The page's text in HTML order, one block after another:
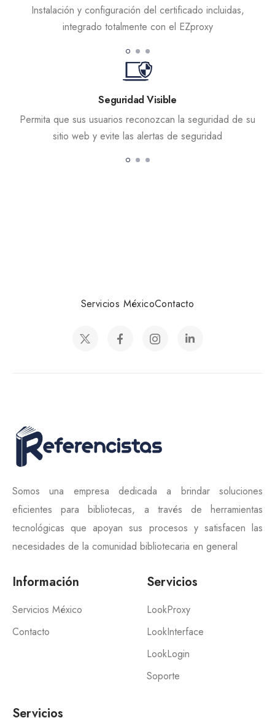
Instalación y configuración del certificado incluidas,
integrado totalmente con el EZproxy
Seguridad Visible
Permita que sus usuarios reconozcan la seguridad de su
sitio web y evite las alertas de seguridad
Servicios MéxicoContacto
Somos una empresa dedicada a brindar soluciones
eficientes para bibliotecas, a través de herramientas
tecnológicas que apoyan sus procesos y satisfacen las
necesidades de la comunidad bibliotecaria en general
Información
Servicios México
Contacto
Servicios
LookProxy
LookInterface
LookLogin
Soporte
Servicios